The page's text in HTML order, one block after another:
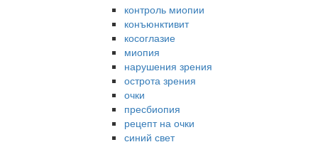
контроль миопии
конъюнктивит
косоглазие
миопия
нарушения зрения
острота зрения
очки
пресбиопия
рецепт на очки
синий свет